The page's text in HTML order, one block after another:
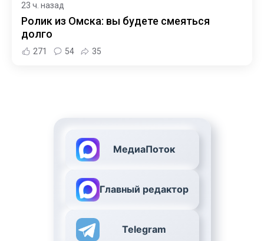
23 ч. назад
Ролик из Омска: вы будете смеяться
долго
271 54 35
МедиаПоток
Главный редактор
Telegram